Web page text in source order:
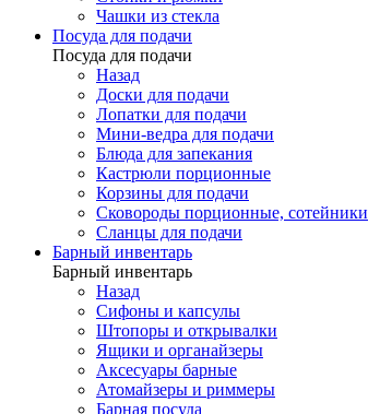
Чашки из стекла
Посуда для подачи
Посуда для подачи
Назад
Доски для подачи
Лопатки для подачи
Мини-ведра для подачи
Блюда для запекания
Кастрюли порционные
Корзины для подачи
Сковороды порционные, сотейники
Сланцы для подачи
Барный инвентарь
Барный инвентарь
Назад
Сифоны и капсулы
Штопоры и открывалки
Ящики и органайзеры
Аксесуары барные
Атомайзеры и риммеры
Барная посуда